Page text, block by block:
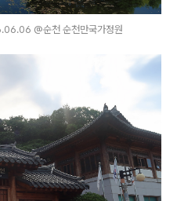
@순천 순천만국가정원